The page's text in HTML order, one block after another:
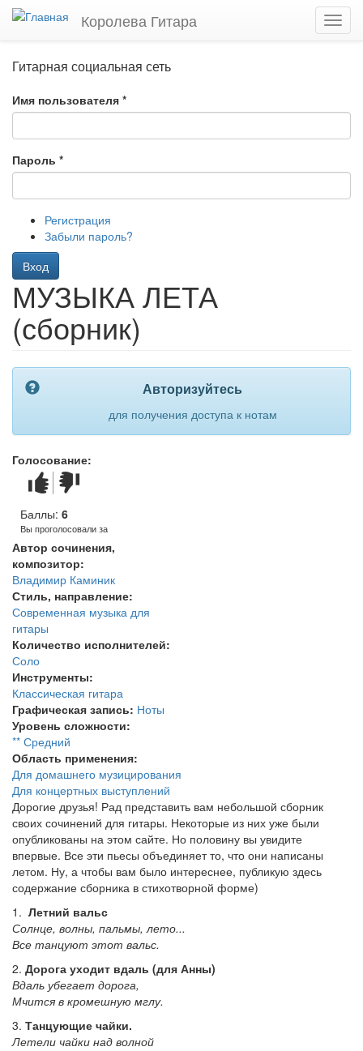
Перейти
Королева Гитара
Гитарная социальная сеть
Имя пользователя *
Пароль *
Регистрация
Забыли пароль?
Вход
МУЗЫКА ЛЕТА
(сборник)
Авторизуйтесь
для получения доступа к нотам
Голосование:
Голос
за!
Голос
против!
Баллы: 6
Вы проголосовали за
Автор сочинения,
композитор:
Владимир Каминик
Стиль, направление:
Современная музыка для
гитары
Количество исполнителей:
Соло
Инструменты:
Классическая гитара
Графическая запись: Ноты
Уровень сложности:
** Средний
Область применения:
Для домашнего музицирования
Для концертных выступлений
Дорогие друзья! Рад представить вам небольшой сборник
своих сочинений для гитары. Некоторые из них уже были
опубликованы на этом сайте. Но половину вы увидите
впервые. Все эти пьесы объединяет то, что они написаны
летом. Ну, а чтобы вам было интереснее, публикую здесь
содержание сборника в стихотворной форме)
1. Летний вальс
Солнце, волны, пальмы, лето...
Все танцуют этот вальс.
2. Дорога уходит вдаль (для Анны)
Вдаль убегает дорога,
Мчится в кромешную мглу.
3. Танцующие чайки.
Летели чайки над волной